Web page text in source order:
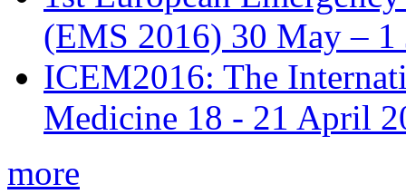
(EMS 2016) 30 May – 1
ICEM2016: The
Medicine 18 - 21 April
more